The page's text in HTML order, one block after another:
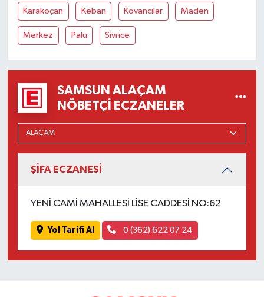
Karakoçan Keban Kovancılar Maden
Merkez Palu Sivrice
SAMSUN ALAÇAM
NÖBETÇI ECZANELER
ŞİFA ECZANESİ
YENİ CAMİ MAHALLESİ LİSE CADDESİ NO:62
Yol Tarifi Al 0 (362) 622 07 24